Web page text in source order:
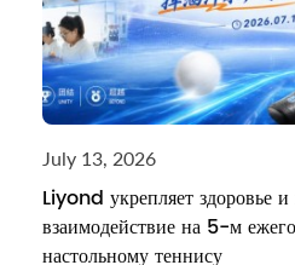
July 13, 2026
Liyond укрепляет здоровье
взаимодействие на 5-м
настольному теннису